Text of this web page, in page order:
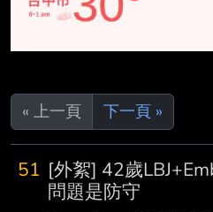
« 上一頁 下一頁 »
51 [外絮] 42歲
問題是防守